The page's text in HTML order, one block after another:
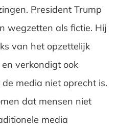
President Trump
wegzetten als fictie. Hij
van het opzettelijk
verkondigt ook
media niet oprecht is.
dat mensen niet
media